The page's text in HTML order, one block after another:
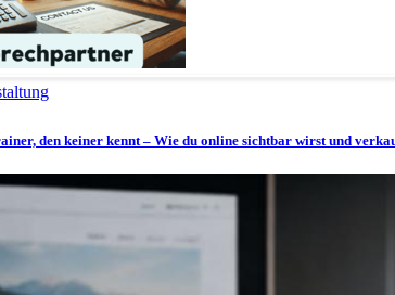
den keiner kennt – Wie du online sichtbar wirst und